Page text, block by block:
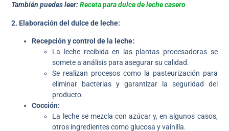
También puedes leer:Receta para dulce de leche casero
2. Elaboración del dulce de leche:
Recepción y control de la leche:
La leche recibida en las plantas procesadoras se
somete a análisis para asegurar su calidad.
Se realizan procesos como la pasteurización para
eliminar bacterias y garantizar la seguridad del
producto.
Cocción:
La leche se mezcla con azúcar y, en algunos casos,
otros ingredientes como glucosa y vainilla.